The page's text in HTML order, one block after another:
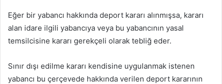
Eğer bir yabancı hakkında deport kararı alınmışsa, kararı
alan idare ilgili yabancıya veya bu yabancının yasal
temsilcisine kararı gerekçeli olarak tebliğ eder.
Sınır dışı edilme kararı kendisine uygulanmak istenen
yabancı bu çerçevede hakkında verilen deport kararının